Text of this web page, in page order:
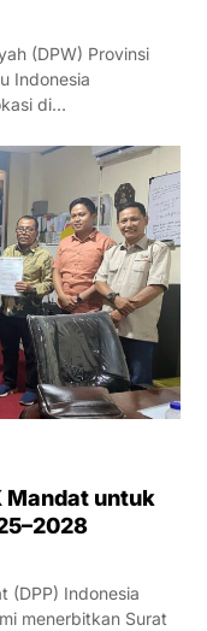
(DPW) Provinsi
Indonesia
di…
Mandat untuk
(DPP) Indonesia
menerbitkan Surat